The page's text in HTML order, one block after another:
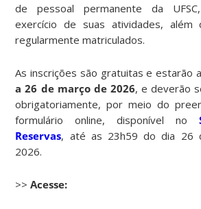
de pessoal permanente da
exercício de suas atividades, além
regularmente matriculados.
As inscrições são gratuitas e estarão
a 26 de março de 2026, e deverão
obrigatoriamente, por meio do
formulário online, disponível no
Reservas, até as 23h59 do dia 26
2026.
>>Acesse: